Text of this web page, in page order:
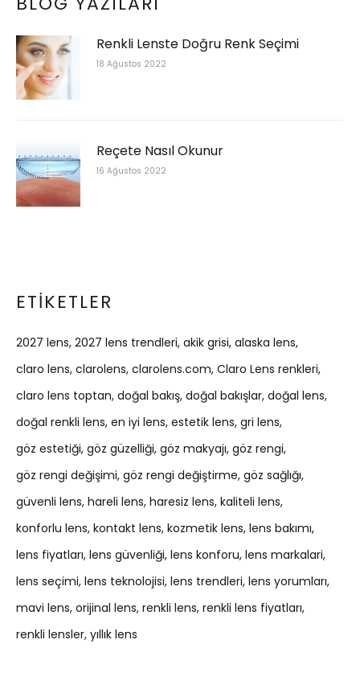
Renkli Lenste Doğru Renk Seçimi
18 Ağustos 2022
Reçete Nasıl Okunur
16 Ağustos 2022
ETIKETLER
2027 lens 2027 lens trendleri akik grisi alaska lens
claro lens clarolens clarolens.com Claro Lens renkleri
claro lens toptan doğal bakış doğal bakışlar doğal lens
doğal renkli lens en iyi lens estetik lens gri lens
göz estetiği göz güzelliği göz makyajı göz rengi
göz rengi değişimi göz rengi değiştirme göz sağlığı
güvenli lens hareli lens haresiz lens kaliteli lens
konforlu lens kontakt lens kozmetik lens lens bakımı
lens fiyatları lens güvenliği lens konforu lens markalari
lens seçimi lens teknolojisi lens trendleri lens yorumları
mavi lens orijinal lens renkli lens renkli lens fiyatları
renkli lensler yıllık lens